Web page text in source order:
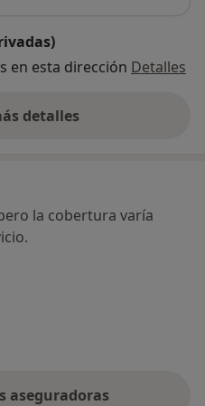
en esta dirección Detalles
detalles
sobre la dirección
la cobertura varía
aseguradoras